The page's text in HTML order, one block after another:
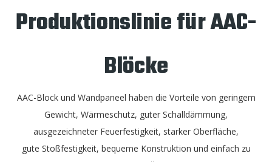
Produktionslinie für AAC-
Blöcke
AAC-Block und Wandpaneel haben die Vorteile von geringem
Gewicht, Wärmeschutz, guter Schalldämmung,
ausgezeichneter Feuerfestigkeit, starker Oberfläche,
gute Stoßfestigkeit, bequeme Konstruktion und einfach zu